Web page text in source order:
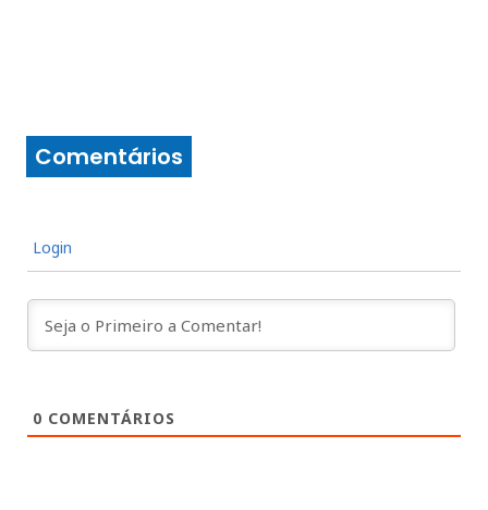
Comentários
Login
0 COMENTÁRIOS